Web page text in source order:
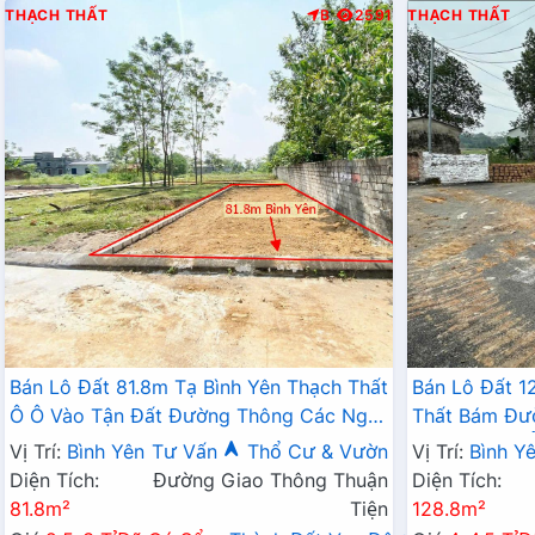
THẠCH THẤT B 2591
Bán Lô Đất 81.8m Tạ Bình Yên Thạch Thất
Ô Ô Vào Tận Đất Đường Thông Các Ngả
Giá Đầu Tư
Vị Trí: Bình Yên Tư Vấn
Thổ Cư & Vườn
Diện Tích:
81.8m²
Đường Giao Thông Thuận
Tiện
THẠCH THẤT
Bán Lô Đất
Thất Bám
Trường Học
Ràng Giá
Vị Trí: Bình
Diện Tích:
128.8m²